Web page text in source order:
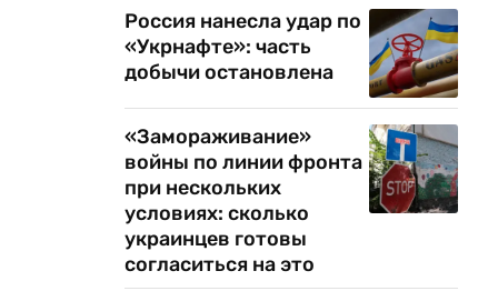
Россия нанесла удар по
«Укрнафте»: часть
добычи остановлена
«Замораживание»
войны по линии фронта
при нескольких
условиях: сколько
украинцев готовы
согласиться на это